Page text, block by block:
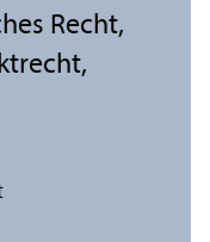
Recht,